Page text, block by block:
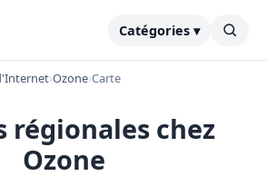
Catégories ▾
›Ozone›Carte
régionales chez
Ozone